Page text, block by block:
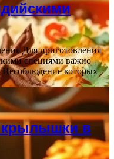
Для приготовления
специями важно
Несоблюдение которых
крылышки в